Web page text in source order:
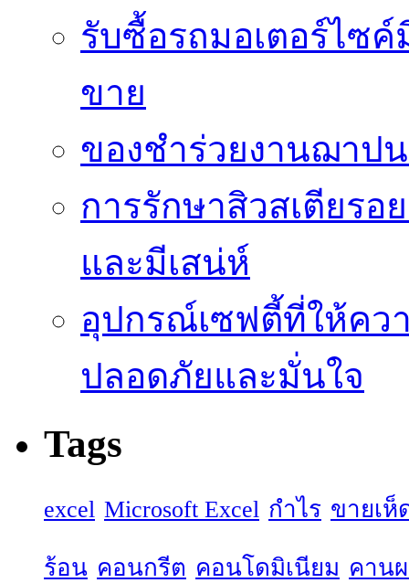
รับซื้อรถมอเตอร์ไซ
ขาย
ของชำร่วยงานฌาป
การรักษาสิวสเตียร
และมีเสน่ห์
อุปกรณ์เซฟตี้ที่ให้ค
ปลอดภัยและมั่นใจ
Tags
excel Microsoft Excel กำไร ขายเ
ร้อน คอนกรีต คอนโดมิเนียม คาน